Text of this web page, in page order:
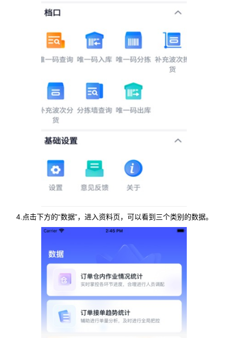
4.点击下方的“数据”，进入资料页，可以看到三个类别的数据。